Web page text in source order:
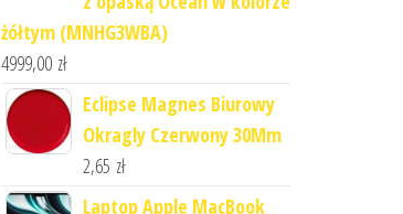
żółtym (MNHG3WBA)
4999,00 zł
Eclipse Magnes Biurowy
Okragly Czerwony 30Mm
2,65 zł
Laptop Apple MacBook